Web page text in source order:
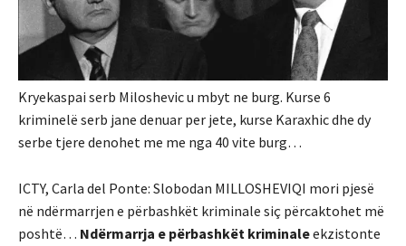
Kryekaspai serb Miloshevic u mbyt ne burg. Kurse 6
kriminelë serb jane denuar per jete, kurse Karaxhic dhe dy
serbe tjere denohet me me nga 40 vite burg…
ICTY, Carla del Ponte: Slobodan MILLOSHEVIQI mori pjesë
në ndërmarrjen e përbashkët kriminale siç përcaktohet më
poshtë… Ndërmarrja e përbashkët kriminaleekzistonte